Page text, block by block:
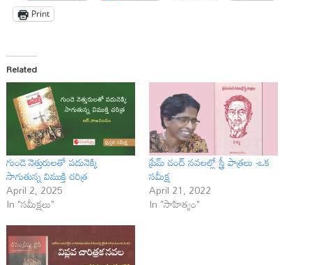
Print
Related
గుండె నెత్తురులతో పదునెక్కి
సాగుతున్న విముక్తి చరిత్ర
April 2, 2025
In "సమీక్షలు"
ప్రేమ్ చంద్ నవలల్లో స్త్రీ పాత్రలు -ఒక
సమీక్ష
April 21, 2022
In "సాహిత్యం"